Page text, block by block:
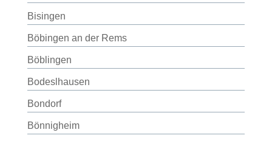
Bisingen
Böbingen an der Rems
Böblingen
Bodeslhausen
Bondorf
Bönnigheim